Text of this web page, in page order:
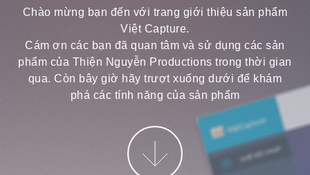
Chào mừng bạn đến với trang giới thiệu sản phẩm
Việt Capture.
Cám ơn các bạn đã quan tâm và sử dụng các sản
phẩm của Thiện Nguyễn Productions trong thời gian
qua. Còn bây giờ hãy trượt xuống dưới để khám
phá các tính năng của sản phẩm